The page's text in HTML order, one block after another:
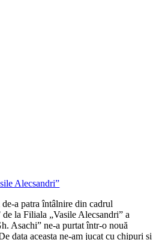
Alecsandri”
a patra întâlnire din cadrul
la Filiala „Vasile Alecsandri” a
Asachi” ne-a purtat într-o nouă
data aceasta ne-am jucat cu chipuri și